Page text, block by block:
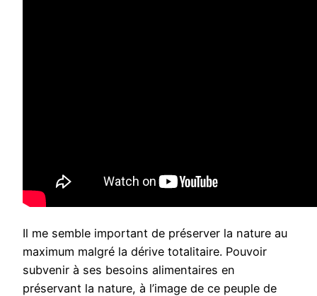
Il me semble important de préserver la nature au
maximum malgré la dérive totalitaire. Pouvoir
subvenir à ses besoins alimentaires en
préservant la nature, à l’image de ce peuple de